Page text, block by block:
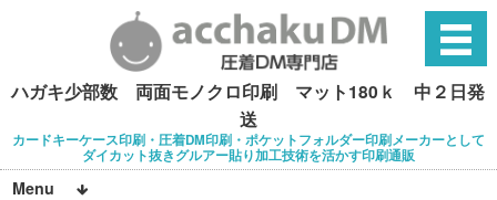
ハガキ少部数 両面モノクロ印刷 マット180ｋ 中２日発
送
カードキーケース印刷・圧着DM印刷・ポケットフォルダー印刷メーカーとして
ダイカット抜きグルアー貼り加工技術を活かす印刷通販
Menu